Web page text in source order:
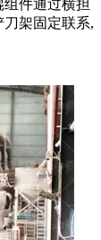
件通过横担
架固定联系,